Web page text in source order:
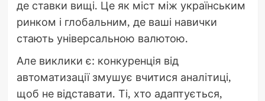
де ставки вищі. Це як міст між українським
ринком і глобальним, де ваші навички
стають універсальною валютою.
Але виклики є: конкуренція від
автоматизації змушує вчитися аналітиці,
щоб не відставати. Ті, хто адаптується,